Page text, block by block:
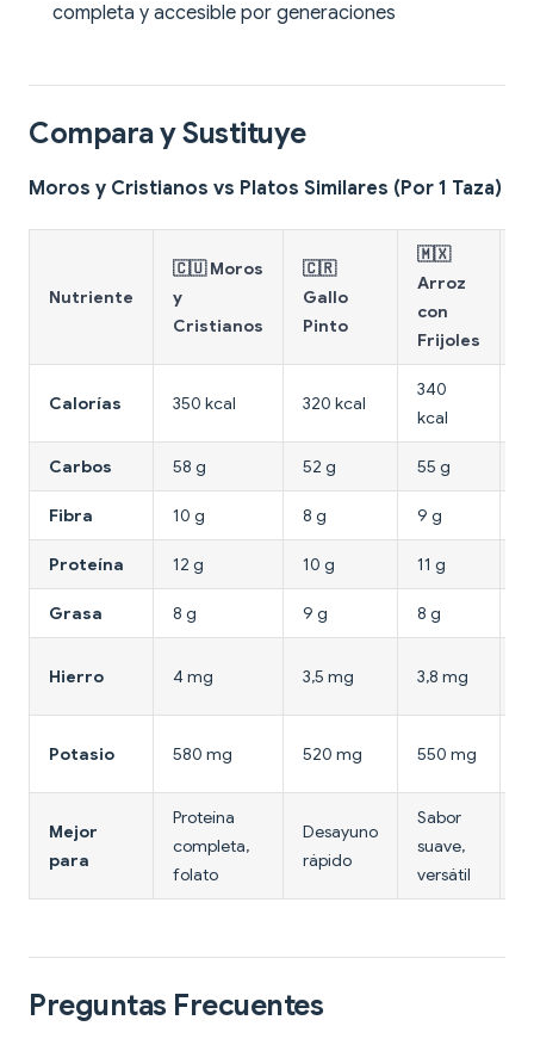
completa y accesible por generaciones
Compara y Sustituye
Moros y Cristianos vs Platos Similares (Por 1 Taza)
Nutriente
🇨🇺 Moros
y
Cristianos
🇨🇷
Gallo
Pinto
🇲🇽
Arroz
con
Frijoles
Calorías 350 kcal 320 kcal
340
kcal
Carbos 58 g 52 g 55 g
Fibra 10 g 8 g 9 g
Proteína 12 g 10 g 11 g
Grasa 8 g 9 g 8 g
Hierro 4 mg 3,5 mg 3,8 mg
Potasio 580 mg 520 mg 550 mg
Mejor
para
Proteína
completa,
folato
Desayuno
rápido
Sabor
suave,
versátil
Preguntas Frecuentes